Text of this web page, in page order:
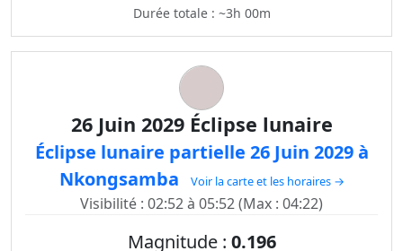
Durée totale : ~3h 00m
26 Juin 2029 Éclipse lunaire
Éclipse lunaire partielle 26 Juin 2029 à
Nkongsamba
Voir la carte et les horaires →
Visibilité : 02:52 à 05:52 (Max : 04:22)
Magnitude : 0.196